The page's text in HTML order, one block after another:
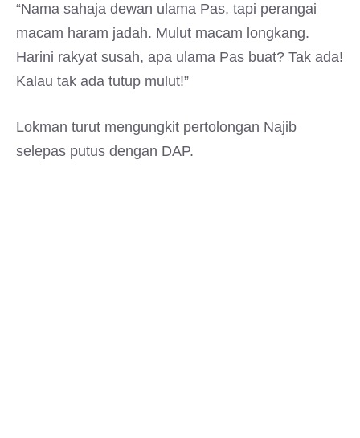
“Nama sahaja dewan ulama Pas, tapi perangai
macam haram jadah. Mulut macam longkang.
Harini rakyat susah, apa ulama Pas buat? Tak ada!
Kalau tak ada tutup mulut!”
Lokman turut mengungkit pertolongan Najib
selepas putus dengan DAP.